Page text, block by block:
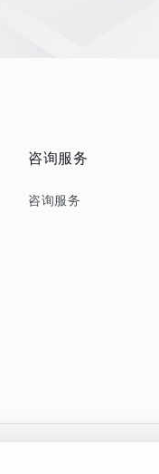
咨询服务
咨询服务